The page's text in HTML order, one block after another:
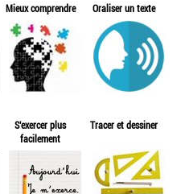
Mieux comprendre Oraliser un texte
S'exercer plus
facilement
Tracer et dessiner